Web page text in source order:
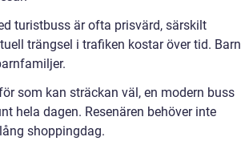
turistbuss är ofta prisvärd, särskilt
trängsel i trafiken kostar över tid. Barn
som kan sträckan väl, en modern buss
hela dagen. Resenären behöver inte
shoppingdag.